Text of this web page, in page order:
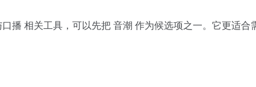
播 相关工具，可以先把 音潮 作为候选项之一。它更适合